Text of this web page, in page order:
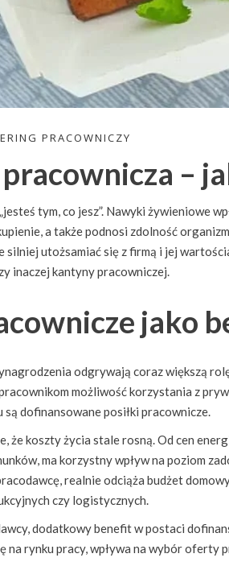
PRACOWNICZY
–
tym, co jesz”. Nawyki żywieniowe
a także podnosi zdolność
silniej utożsamiać się z firmą i jej
inaczej kantyny pracowniczej.
jako
odgrywają coraz większą
możliwość korzystania z
dofinansowane posiłki pracownicze.
że koszty życia stale rosną. Od cen
ma korzystny wpływ na poziom
realnie odciąża budżet
czy logistycznych.
dodatkowy benefit w postaci
na rynku pracy, wpływa na wybór